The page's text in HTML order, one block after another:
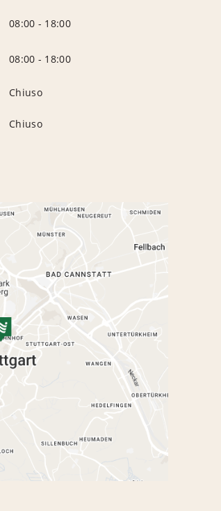
08:00 - 18:00
08:00 - 18:00
Chiuso
Chiuso